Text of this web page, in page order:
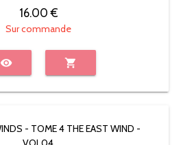
16.00 €
Sur commande
visibility shopping_cart